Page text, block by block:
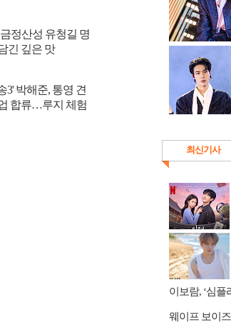
정산성 유청길 명
긴 깊은 맛
3' 박해준, 통영 견
합류…루지 체험
최신기사